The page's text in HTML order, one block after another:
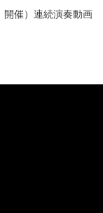
開催）連続演奏動画